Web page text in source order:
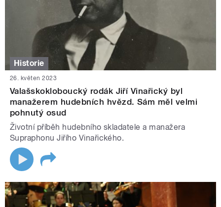
Historie
26. květen 2023
Valašskokloboucký rodák Jiří Vinařický byl
manažerem hudebních hvězd. Sám měl velmi
pohnutý osud
Životní příběh hudebního skladatele a manažera
Supraphonu Jiřího Vinařického.